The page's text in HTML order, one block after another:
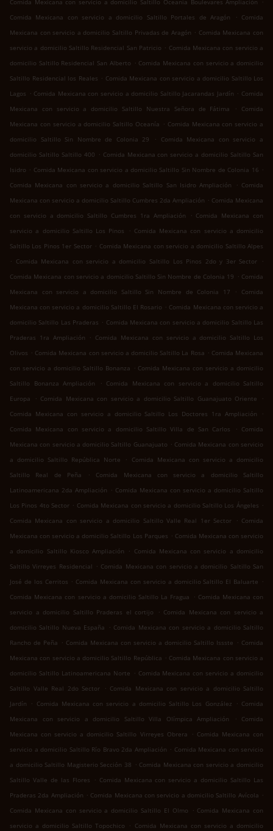
Comida Mexicana con servicio a domicilio Saltillo Oceanía Boulevares Ampliación
Comida Mexicana con servicio a domicilio Saltillo Portales de Aragón
. Comida
Mexicana con servicio a domicilio Saltillo Privadas de Aragón . Comida Mexicana con
servicio a domicilio Saltillo Residencial San Patricio . Comida Mexicana con servicio a
domicilio Saltillo Residencial San Alberto . Comida Mexicana con servicio a domicilio
Saltillo Residencial los Reales . Comida Mexicana con servicio a domicilio Saltillo Los
Lagos . Comida Mexicana con servicio a domicilio Saltillo Jacarandas Jardín . Comida
Mexicana con servicio a domicilio Saltillo Nuestra Señora de Fátima
.
Comida
Mexicana con servicio a domicilio Saltillo Oceanía . Comida Mexicana con servicio a
domicilio Saltillo Sin Nombre de Colonia 29
.
Comida Mexicana con servicio a
domicilio Saltillo Saltillo 400 . Comida Mexicana con servicio a domicilio Saltillo San
Isidro . Comida Mexicana con servicio a domicilio Saltillo Sin Nombre de Colonia 16 .
Comida Mexicana con servicio a domicilio Saltillo San Isidro Ampliación
. Comida
Mexicana con servicio a domicilio Saltillo Cumbres 2da Ampliación . Comida Mexicana
con servicio a domicilio Saltillo Cumbres 1ra Ampliación
. Comida Mexicana con
servicio a domicilio Saltillo Los Pinos
. Comida Mexicana con servicio a domicilio
Saltillo Los Pinos 1er Sector . Comida Mexicana con servicio a domicilio Saltillo Alpes
. Comida Mexicana con servicio a domicilio Saltillo Los Pinos 2do y 3er Sector
.
Comida Mexicana con servicio a domicilio Saltillo Sin Nombre de Colonia 19 . Comida
Mexicana con servicio a domicilio Saltillo Sin Nombre de Colonia 17
.
Comida
Mexicana con servicio a domicilio Saltillo El Rosario . Comida Mexicana con servicio a
domicilio Saltillo Las Praderas . Comida Mexicana con servicio a domicilio Saltillo Las
Praderas 1ra Ampliación
. Comida Mexicana con servicio a domicilio Saltillo Los
Olivos . Comida Mexicana con servicio a domicilio Saltillo La Rosa . Comida Mexicana
con servicio a domicilio Saltillo Bonanza . Comida Mexicana con servicio a domicilio
Saltillo Bonanza Ampliación
. Comida Mexicana con servicio a domicilio Saltillo
Europa
. Comida Mexicana con servicio a domicilio Saltillo Guanajuato Oriente
.
Comida Mexicana con servicio a domicilio Saltillo Los Doctores 1ra Ampliación
.
Comida Mexicana con servicio a domicilio Saltillo Villa de San Carlos
. Comida
Mexicana con servicio a domicilio Saltillo Guanajuato . Comida Mexicana con servicio
a domicilio Saltillo República Norte
.
Comida Mexicana con servicio a domicilio
Saltillo Real de Peña
.
Comida Mexicana con servicio a domicilio Saltillo
Latinoamericana 2da Ampliación . Comida Mexicana con servicio a domicilio Saltillo
Los Pinos 4to Sector . Comida Mexicana con servicio a domicilio Saltillo Los Ángeles .
Comida Mexicana con servicio a domicilio Saltillo Valle Real 1er Sector
. Comida
Mexicana con servicio a domicilio Saltillo Los Parques . Comida Mexicana con servicio
a domicilio Saltillo Kiosco Ampliación
. Comida Mexicana con servicio a domicilio
Saltillo Virreyes Residencial . Comida Mexicana con servicio a domicilio Saltillo San
José de los Cerritos . Comida Mexicana con servicio a domicilio Saltillo El Baluarte .
Comida Mexicana con servicio a domicilio Saltillo La Fragua
. Comida Mexicana con
servicio a domicilio Saltillo Praderas el cortijo
. Comida Mexicana con servicio a
domicilio Saltillo Nueva España
. Comida Mexicana con servicio a domicilio Saltillo
Rancho de Peña . Comida Mexicana con servicio a domicilio Saltillo Issste . Comida
Mexicana con servicio a domicilio Saltillo República . Comida Mexicana con servicio a
domicilio Saltillo Latinoamericana Norte . Comida Mexicana con servicio a domicilio
Saltillo Valle Real 2do Sector
. Comida Mexicana con servicio a domicilio Saltillo
Jardín
. Comida Mexicana con servicio a domicilio Saltillo Los González . Comida
Mexicana con servicio a domicilio Saltillo Villa Olímpica Ampliación
.
Comida
Mexicana con servicio a domicilio Saltillo Virreyes Obrera
. Comida Mexicana con
servicio a domicilio Saltillo Río Bravo 2da Ampliación . Comida Mexicana con servicio
a domicilio Saltillo Magisterio Sección 38 . Comida Mexicana con servicio a domicilio
Saltillo Valle de las Flores
. Comida Mexicana con servicio a domicilio Saltillo Las
Praderas 2da Ampliación . Comida Mexicana con servicio a domicilio Saltillo Avícola .
Comida Mexicana con servicio a domicilio Saltillo El Olmo
. Comida Mexicana con
servicio a domicilio Saltillo Topochico
. Comida Mexicana con servicio a domicilio